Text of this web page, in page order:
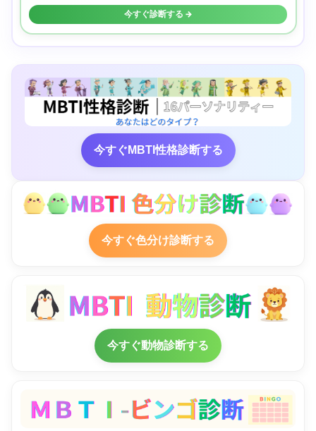
今すぐ診断する →
今すぐMBTI性格診断する
今すぐ色分け診断する
今すぐ動物診断する